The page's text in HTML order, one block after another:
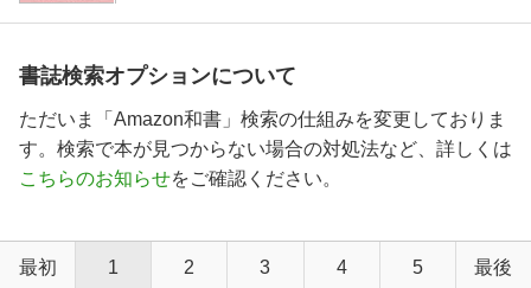
書誌検索オプションについて
ただいま「Amazon和書」検索の仕組みを変更しておりま
す。検索で本が見つからない場合の対処法など、詳しくは
こちらのお知らせをご確認ください。
最初 1 2 3 4 5 最後